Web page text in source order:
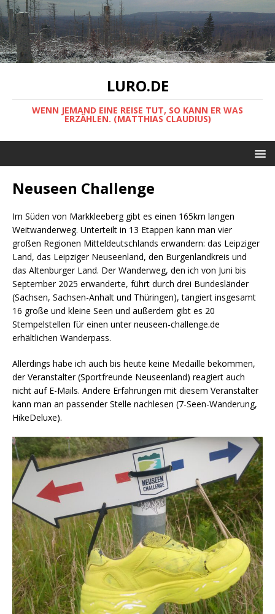
LURO.DE
WENN JEMAND EINE REISE TUT, SO KANN ER WAS
ERZÄHLEN. (MATTHIAS CLAUDIUS)
Neuseen Challenge
Im Süden von Markkleeberg gibt es einen 165km langen
Weitwanderweg. Unterteilt in 13 Etappen kann man vier
großen Regionen Mitteldeutschlands erwandern: das Leipziger
Land, das Leipziger Neuseenland, den Burgenlandkreis und
das Altenburger Land. Der Wanderweg, den ich von Juni bis
September 2025 erwanderte, führt durch drei Bundesländer
(Sachsen, Sachsen-Anhalt und Thüringen), tangiert insgesamt
16 große und kleine Seen und außerdem gibt es 20
Stempelstellen für einen unter neuseen-challenge.de
erhältlichen Wanderpass.
Allerdings habe ich auch bis heute keine Medaille bekommen,
der Veranstalter (Sportfreunde Neuseenland) reagiert auch
nicht auf E-Mails. Andere Erfahrungen mit diesem Veranstalter
kann man an passender Stelle nachlesen (7-Seen-Wanderung,
HikeDeluxe).